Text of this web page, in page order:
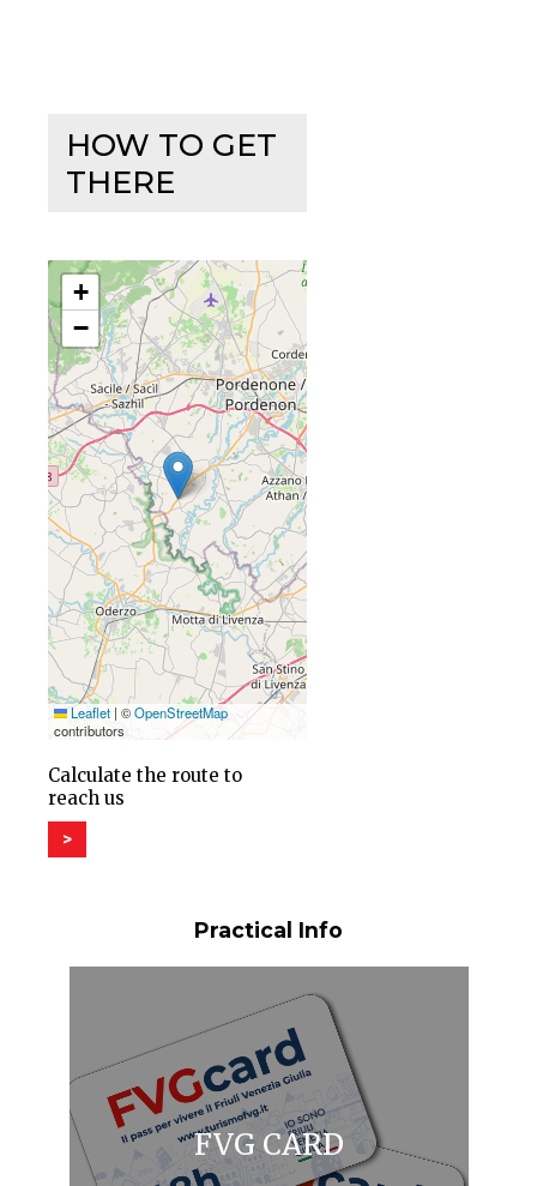
HOW TO GET
THERE
+
−
Leaflet | ©OpenStreetMap
contributors
Calculate the route to
reach us
>
Practical Info
FVG CARD